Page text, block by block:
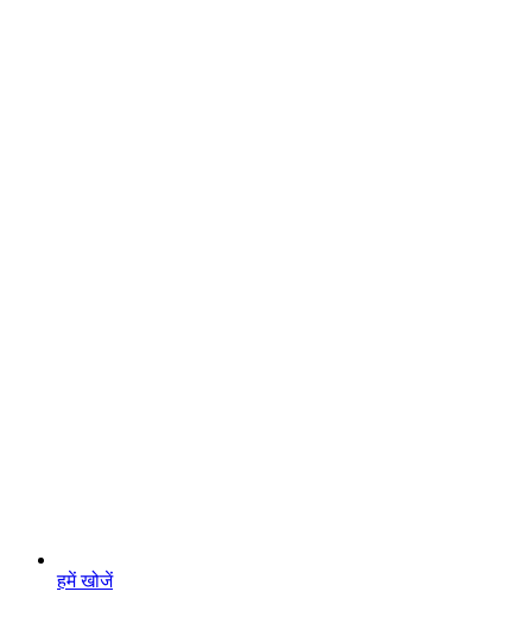
हमें खोजें